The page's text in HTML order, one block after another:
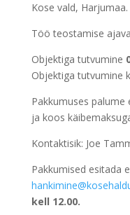
Kose vald, Harjumaa.
Töö teostamise
Objektiga tutvumine
Objektiga tutvumine
Pakkumuses
ja koos
Kontaktisik: Joe
Pakkumised esitada
kell 12.00.